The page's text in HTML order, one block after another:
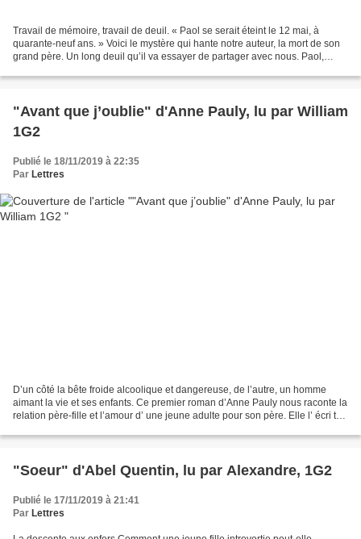
Travail de mémoire, travail de deuil. « Paol se serait éteint le 12 mai, à
quarante-neuf ans. » Voici le mystère qui hante notre auteur, la mort de son
grand père. Un long deuil qu’il va essayer de partager avec nous. Paol,
"Avant que j’oublie" d'Anne Pauly, lu par William
1G2
Publié le 18/11/2019 à 22:35
Par Lettres
D’un côté la bête froide alcoolique et dangereuse, de l’autre, un homme
aimant la vie et ses enfants. Ce premier roman d’Anne Pauly nous raconte la
relation père-fille et l’amour d’ une jeune adulte pour son père. Elle l’ écri t
"Soeur" d'Abel Quentin, lu par Alexandre, 1G2
Publié le 17/11/2019 à 21:41
Par Lettres